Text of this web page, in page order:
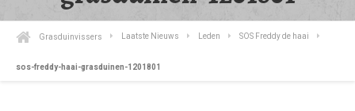
Grasduinvissers Laatste Nieuws Leden SOS Freddy de haai
sos-freddy-haai-grasduinen-1201801